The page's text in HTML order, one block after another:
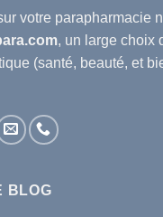
votre parapharmacie
, un large choix
(santé, beauté, et
BLOG